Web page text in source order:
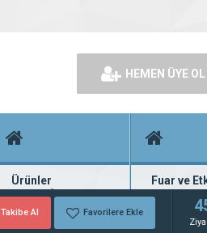
HEMEN ÜYE OL
Ürünler
Binlerce firma ürünü
Fuar ve
Fuar ve
Takibe Al Favorilere Ekle